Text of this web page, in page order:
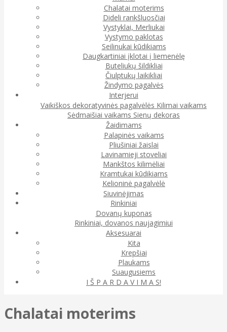
Chalatai moterims
Dideli rankšluosčiai
Vystyklai, Merliukai
Vystymo paklotas
Seilinukai kūdikiams
Daugkartiniai įklotai į liemenėlę
Buteliukų šildikliai
Čiulptukų laikikliai
Žindymo pagalvės
Interjerui
Vaikiškos dekoratyvinės pagalvėlės Kilimai vaikams
Sėdmaišiai vaikams Sienų dekoras
Žaidimams
Palapinės vaikams
Pliušiniai žaislai
Lavinamieji stoveliai
Mankštos kilimėliai
Kramtukai kūdikiams
Kelioninė pagalvėlė
Siuvinėjimas
Rinkiniai
Dovanų kuponas
Rinkiniai, dovanos naujagimiui
Aksesuarai
Kita
Krepšiai
Plaukams
Suaugusiems
I Š P A R D A V I M A S!
Chalatai moterims